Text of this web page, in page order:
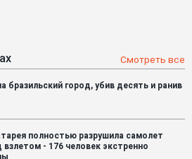
Смотреть все
бразильский город, убив десять и ранив
полностью разрушила самолет
взлетом - 176 человек экстренно